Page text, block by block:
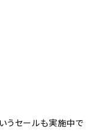
うセールも実施中で